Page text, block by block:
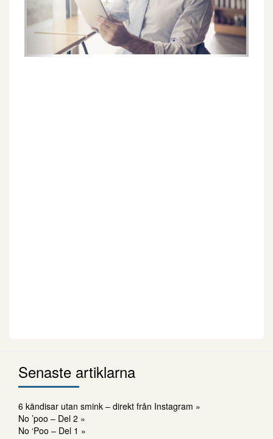
Senaste artiklarna
6 kändisar utan smink – direkt från Instagram »
No ’poo – Del 2 »
No ‘Poo – Del 1 »